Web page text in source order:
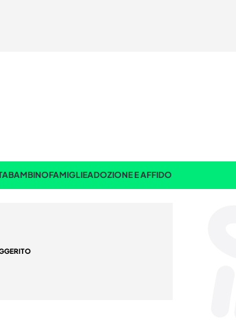
BAMBINOFAMIGLIEADOZIONE E AFFIDO